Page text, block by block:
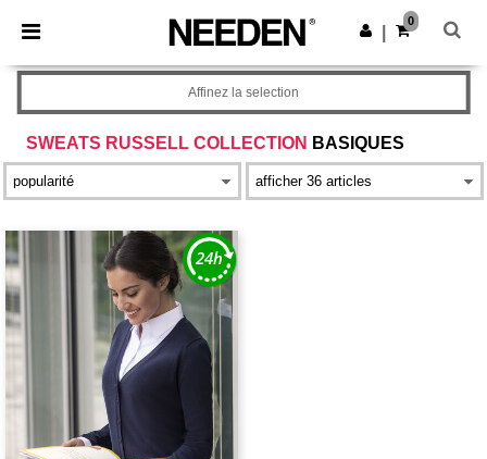
× Appli Needen
Meilleurs prix sur l’app !
Obtenir l'appli
0
SWEATS RUSSELL COLLECTION BASIQUES
Affinez la selection